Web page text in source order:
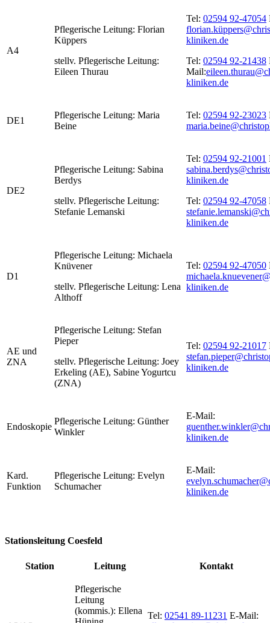
A4
Pflegerische Leitung: Florian
Küppers
stellv. Pflegerische Leitung:
Eileen Thurau
Tel: 02594 92-47054
kliniken.de
Tel: 02594 92-21438
Mail:
kliniken.de
DE1
Pflegerische Leitung: Maria
Beine
Tel: 02594 92-23023
DE2
Pflegerische Leitung: Sabina
Berdys
stellv. Pflegerische Leitung:
Stefanie Lemanski
Tel: 02594 92-21001
kliniken.de
Tel: 02594 92-47058
kliniken.de
D1
Pflegerische Leitung: Michaela
Knüvener
stellv. Pflegerische Leitung: Lena
Althoff
Tel: 02594 92-47050
kliniken.de
AE und
ZNA
Pflegerische Leitung: Stefan
Pieper
stellv. Pflegerische Leitung: Joey
Erkeling (AE), Sabine Yogurtcu
(ZNA)
Tel: 02594 92-21017
kliniken.de
Endoskopie
Pflegerische Leitung: Günther
Winkler
E-Mail:
kliniken.de
Kard.
Funktion
Pflegerische Leitung: Evelyn
Schumacher
E-Mail:
kliniken.de
Stationsleitung Coesfeld
Station Leitung Kontakt
Pflegerische
Leitung
(kommis.): Ellena Tel: 02541 89-11231 E-Mail: